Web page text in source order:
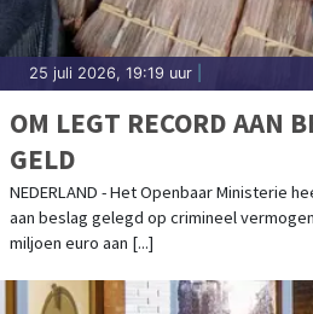
25 juli 2026, 19:19 uur
OM LEGT RECORD AAN
GELD
NEDERLAND - Het Openbaar Ministerie
aan beslag gelegd op crimineel
miljoen euro aan [...]